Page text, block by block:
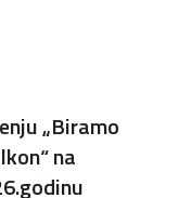
„Biramo
na